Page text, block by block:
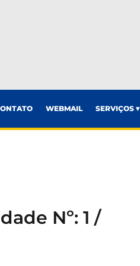
WEBMAIL SERVIÇOS ▾
Nº: 1 /